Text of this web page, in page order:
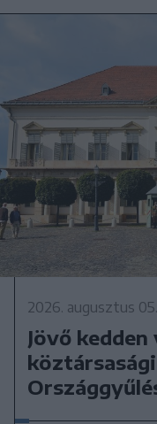
2026. augusztus
Jövő